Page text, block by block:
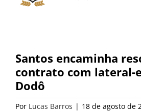
Santos encaminha
contrato com lateral-
Dodô
Por Lucas Barros | 18 de agosto de